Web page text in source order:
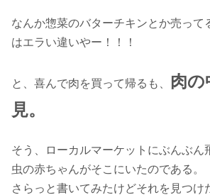
なんか惣菜のバターチキンとか売って
はエラい違いやー！！！
と、喜んで肉を買って帰るも、
肉の
見。
そう、ローカルマーケットにぶんぶん
虫の赤ちゃんがそこにいたのである。
さらっと書いてみたけどそれを見つけ